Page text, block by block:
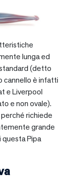
lunga ed
(detto
cannello è infatti
e Liverpool
e non ovale).
richiede
grande
questa Pipa